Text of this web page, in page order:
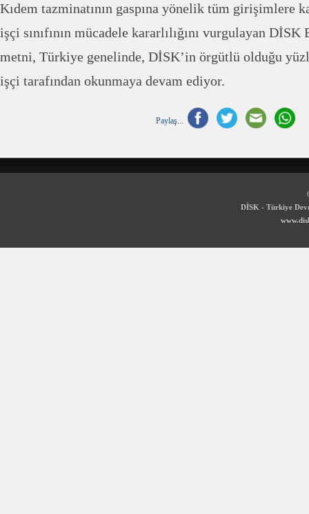
Kıdem tazminatının gaspına yönelik tüm girişimlere
işçi sınıfının mücadele kararlılığını vurgulayan
metni, Türkiye genelinde, DİSK’in örgütlü olduğu
işçi tarafından okunmaya devam ediyor.
Paylaş...
DİSK - Türkiye